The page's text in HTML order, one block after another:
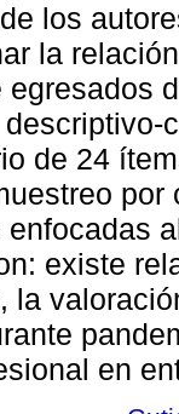
los
la
de 24
existe
la
en